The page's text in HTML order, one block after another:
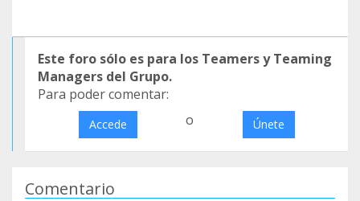
Este foro sólo es para los Teamers y Teaming
Managers del Grupo.
Para poder comentar:
Accede o Únete
Comentario